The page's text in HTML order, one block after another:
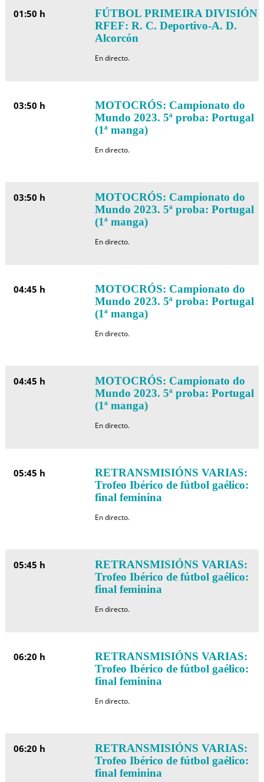
01:50 h
FÚTBOL PRIMEIRA DIVISIÓN
RFEF: R. C. Deportivo-A. D.
Alcorcón
En directo.
03:50 h
MOTOCRÓS: Campionato do
Mundo 2023. 5ª proba: Portugal
(1ª manga)
En directo.
03:50 h
MOTOCRÓS: Campionato do
Mundo 2023. 5ª proba: Portugal
(1ª manga)
En directo.
04:45 h
MOTOCRÓS: Campionato do
Mundo 2023. 5ª proba: Portugal
(1ª manga)
En directo.
04:45 h
MOTOCRÓS: Campionato do
Mundo 2023. 5ª proba: Portugal
(1ª manga)
En directo.
05:45 h
RETRANSMISIÓNS VARIAS:
Trofeo Ibérico de fútbol gaélico:
final feminina
En directo.
05:45 h
RETRANSMISIÓNS VARIAS:
Trofeo Ibérico de fútbol gaélico:
final feminina
En directo.
06:20 h
RETRANSMISIÓNS VARIAS:
Trofeo Ibérico de fútbol gaélico:
final feminina
En directo.
06:20 h
RETRANSMISIÓNS VARIAS:
Trofeo Ibérico de fútbol gaélico:
final feminina